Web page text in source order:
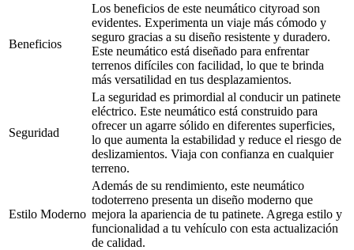
Beneficios
Los beneficios de este neumático cityroad son
evidentes. Experimenta un viaje más cómodo y
seguro gracias a su diseño resistente y duradero.
Este neumático está diseñado para enfrentar
terrenos difíciles con facilidad, lo que te brinda
más versatilidad en tus desplazamientos.
Seguridad
La seguridad es primordial al conducir un patinete
eléctrico. Este neumático está construido para
ofrecer un agarre sólido en diferentes superficies,
lo que aumenta la estabilidad y reduce el riesgo de
deslizamientos. Viaja con confianza en cualquier
terreno.
Estilo Moderno
Además de su rendimiento, este neumático
todoterreno presenta un diseño moderno que
mejora la apariencia de tu patinete. Agrega estilo y
funcionalidad a tu vehículo con esta actualización
de calidad.